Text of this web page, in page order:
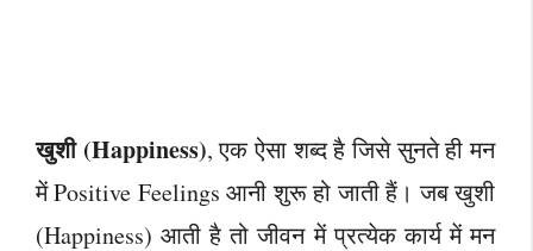
खुशी (Happiness), एक ऐसा शब्द है जिसे सुनते ही मन
में Positive Feelings आनी शुरू हो जाती हैं। जब खुशी
(Happiness) आती है तो जीवन में प्रत्येक कार्य में मन